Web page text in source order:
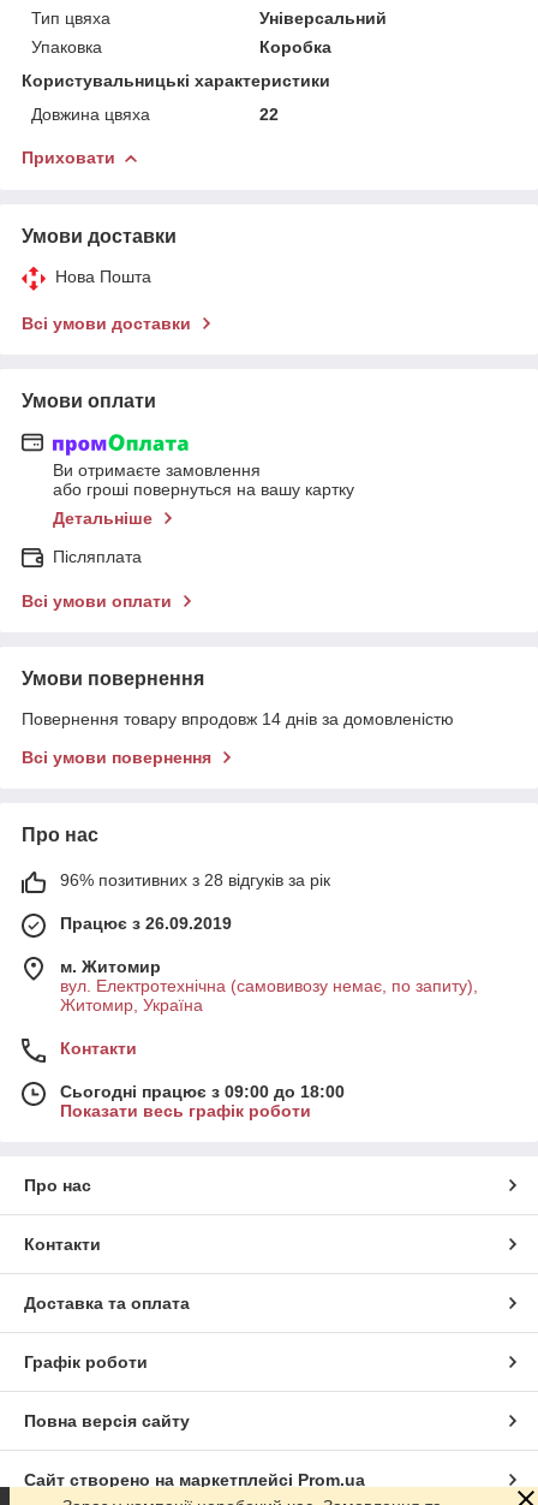
Тип цвяха
Універсальний
Упаковка
Коробка
Користувальницькі характеристики
Довжина цвяха
22
Приховати
Умови доставки
Нова Пошта
Всі умови доставки
Умови оплати
Ви отримаєте замовлення
або гроші повернуться на вашу картку
Детальніше
Післяплата
Всі умови оплати
Умови повернення
Повернення товару впродовж 14 днів за домовленістю
Всі умови повернення
Про нас
96% позитивних з 28 відгуків за рік
Працює з 26.09.2019
м. Житомир
вул. Електротехнічна (самовивозу немає, по запиту),
Житомир, Україна
Контакти
Сьогодні працює з 09:00 до 18:00
Показати весь графік роботи
Про нас
Контакти
Доставка та оплата
Графік роботи
Повна версія сайту
Сайт створено на маркетплейсі Prom.ua